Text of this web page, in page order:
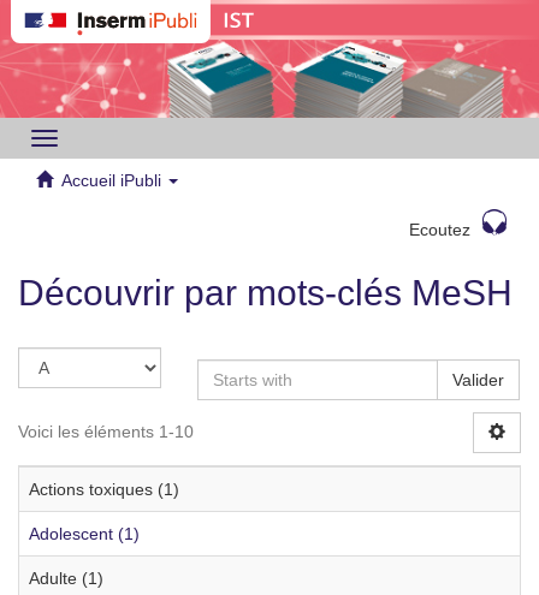
Toggle
navigation
Accueil iPubli
Ecoutez
Découvrir par mots-clés MeSH
Valider
Voici les éléments 1-10
Actions toxiques (1)
Adolescent (1)
Adulte (1)